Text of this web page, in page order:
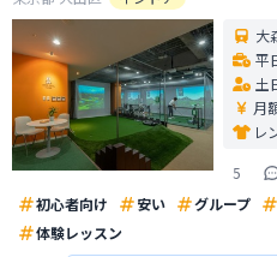
大
平
土
月
レ
5
初心者向け
安い グループ
体験レッスン